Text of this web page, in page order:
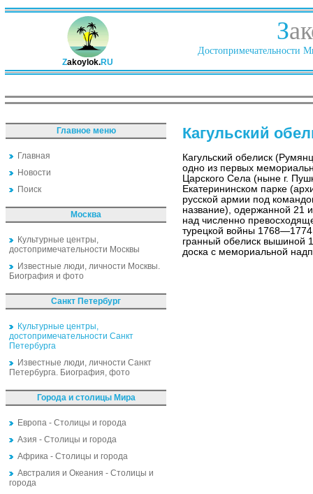
Zakoylok.RU
З
Достопримечательности
Главное меню
Главная
Новости
Поиск
Москва
Культурные центры,
достопримечательности Москвы
Известные люди, личности Москвы.
Биография и фото
Санкт Петербург
Культурные центры,
достопримечательности Санкт
Петербурга
Известные люди, личности Санкт
Петербурга. Биография, фото
Города и столицы Мира
Европа - Столицы и города
Азия - Столицы и города
Африка - Столицы и города
Австралия и Океания - Столицы и
города
Кагульский
Кагульский обелиск
одно из первых
Царского Села (ныне г.
Екатерининском парке
русской армии под
название), одержанной 21
над численно
турецкой войны
гранный обелиск вышиной
доска с мемориальной